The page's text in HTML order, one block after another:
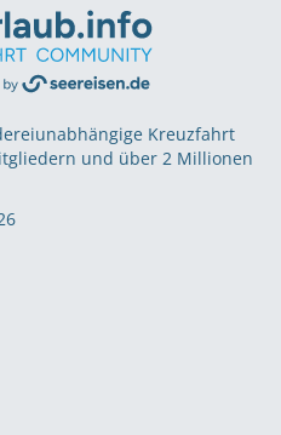
Kreuzfahrt
und über 2 Millionen